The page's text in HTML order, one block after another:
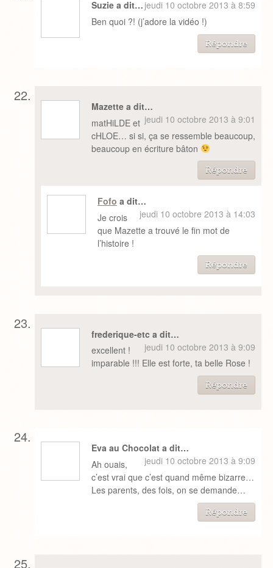
Suzie a dit… jeudi 10 octobre 2013 à 8:59
Ben quoi ?! (j’adore la vidéo !)
Répondre
Mazette a dit…
jeudi 10 octobre 2013 à 9:01
matHiLDE et
cHLOE… si si, ça se ressemble beaucoup,
beaucoup en écriture bâton
Répondre
Fofo a dit…
jeudi 10 octobre 2013 à 14:03
Je crois
que Mazette a trouvé le fin mot de
l’histoire !
Répondre
frederique-etc a dit…
jeudi 10 octobre 2013 à 9:09
excellent !
imparable !!! Elle est forte, ta belle Rose !
Répondre
Eva au Chocolat a dit…
jeudi 10 octobre 2013 à 9:09
Ah ouais,
c’est vrai que c’est quand même bizarre…
Les parents, des fois, on se demande…
Répondre